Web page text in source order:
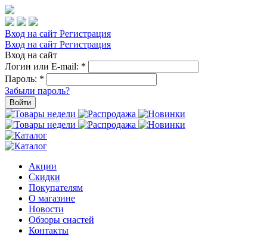
Вход на сайт Регистрация
Вход на сайт Регистрация
Вход на сайт
Логин или E-mail: *
Пароль: *
Забыли пароль?
Войти
Акции
Скидки
Покупателям
О магазине
Новости
Обзоры снастей
Контакты